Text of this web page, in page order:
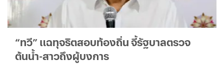
“ทวี” แฉทุจริตสอบท้องถิ่น จี้รัฐบาลตรวจ
ต้นน้ำ-สาวถึงผู้บงการ